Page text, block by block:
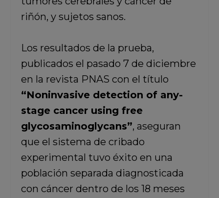
riñón, y sujetos sanos.
Los resultados de la prueba,
publicados el pasado 7 de diciembre
en la revista PNAS con el título
“Noninvasive detection of any-
stage cancer using free
glycosaminoglycans”, aseguran
que el sistema de cribado
experimental tuvo éxito en una
población separada diagnosticada
con cáncer dentro de los 18 meses